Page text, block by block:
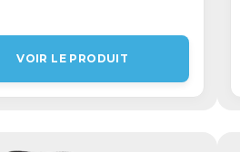
VOIR LE PRODUIT